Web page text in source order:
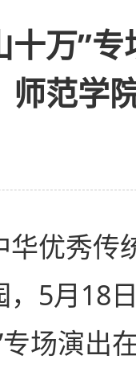
十万”
师范学
华优秀传
5月18
场演出